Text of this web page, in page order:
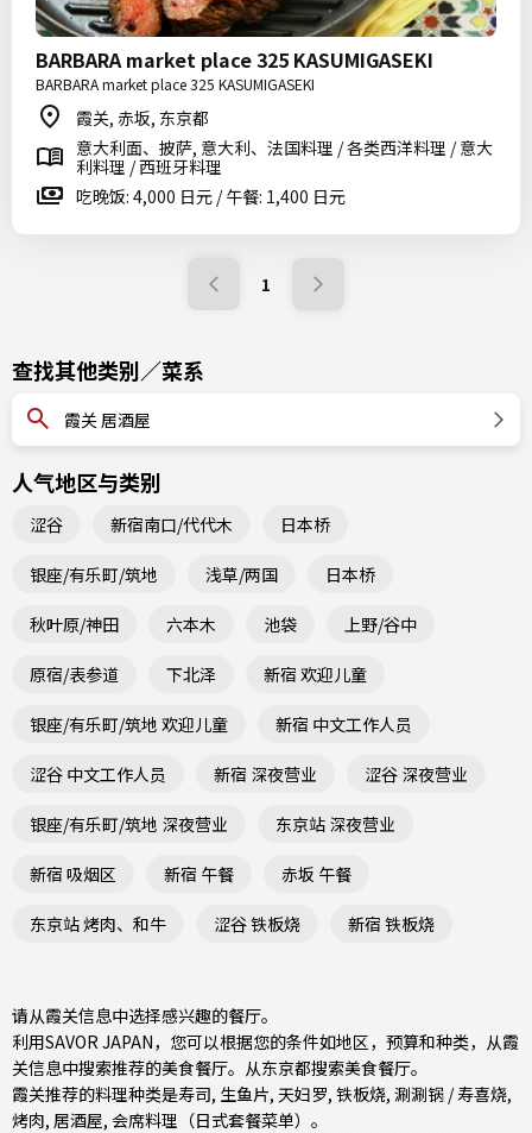
BARBARA market place 325 KASUMIGASEKI
BARBARA market place 325 KASUMIGASEKI
霞关, 赤坂, 东京都
意大利面、披萨, 意大利、法国料理 / 各类西洋料理 / 意大
利料理 / 西班牙料理
吃晚饭: 4,000 日元 / 午餐: 1,400 日元
1
查找其他类别／菜系
霞关 居酒屋
人气地区与类别
涩谷 新宿南口/代代木 日本桥
银座/有乐町/筑地 浅草/两国 日本桥
秋叶原/神田 六本木 池袋 上野/谷中
原宿/表参道 下北泽 新宿 欢迎儿童
银座/有乐町/筑地 欢迎儿童 新宿 中文工作人员
涩谷 中文工作人员 新宿 深夜营业 涩谷 深夜营业
银座/有乐町/筑地 深夜营业 东京站 深夜营业
新宿 吸烟区 新宿 午餐 赤坂 午餐
东京站 烤肉、和牛 涩谷 铁板烧 新宿 铁板烧
请从霞关信息中选择感兴趣的餐厅。
利用SAVOR JAPAN，您可以根据您的条件如地区，预算和种类，从霞
关信息中搜索推荐的美食餐厅。从东京都搜索美食餐厅。
霞关推荐的料理种类是寿司, 生鱼片, 天妇罗, 铁板烧, 涮涮锅 / 寿喜烧,
烤肉, 居酒屋, 会席料理（日式套餐菜单） 。